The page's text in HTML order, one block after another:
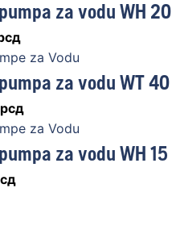
pumpa za vodu WH 20
za Vodu
pumpa za vodu WT 40
рсд
za Vodu
za vodu WH 15